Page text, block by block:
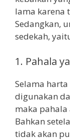
lama karena
Sedangkan,
sedekah,
1. Pahala
Selama
digunakan
maka
Bahkan
tidak akan